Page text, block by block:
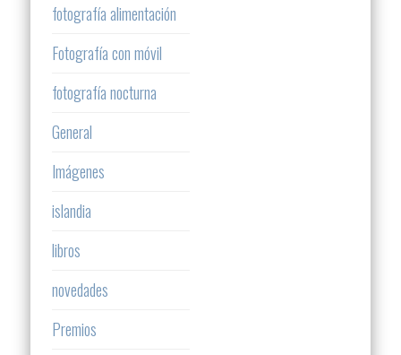
fotografía alimentación
Fotografía con móvil
fotografía nocturna
General
Imágenes
islandia
libros
novedades
Premios